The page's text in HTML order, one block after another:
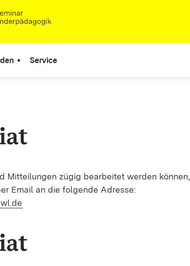
Service
Mitteilungen zügig bearbeitet werden können,
Email an die folgende Adresse: